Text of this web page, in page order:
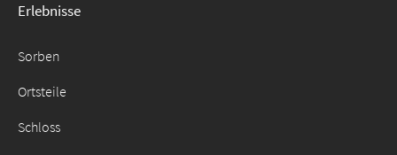
Erlebnisse
Sorben
Ortsteile
Schloss